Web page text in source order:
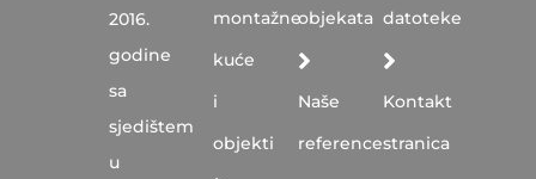
2016.
godine
sa
sjedištem
u
montažne
kuće
i
objekti
objekata
Naše
reference
datoteke
Kontakt
stranica